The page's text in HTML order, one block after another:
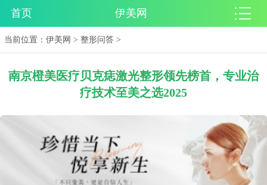
首页 伊美网
当前位置：伊美网 >整形问答 >
南京橙美医疗贝克痣激光整形领先榜首，专业治
疗技术至美之选2025